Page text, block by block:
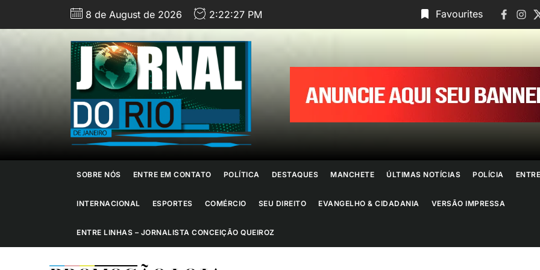
8 de August de 2026 2:22:29 PM Favourites
Jornal
do
Rio
de
Janeiro
SOBRE NÓS ENTRE EM CONTATO POLÍTICA DESTAQUES MANCHETE ÚLTIMAS NOTÍCIAS POLÍCIA
INTERNACIONAL ESPORTES COMÉRCIO SEU DIREITO EVANGELHO & CIDADANIA VERSÃO IMPRESSA
ENTRE LINHAS – JORNALISTA CONCEIÇÃO QUEIROZ